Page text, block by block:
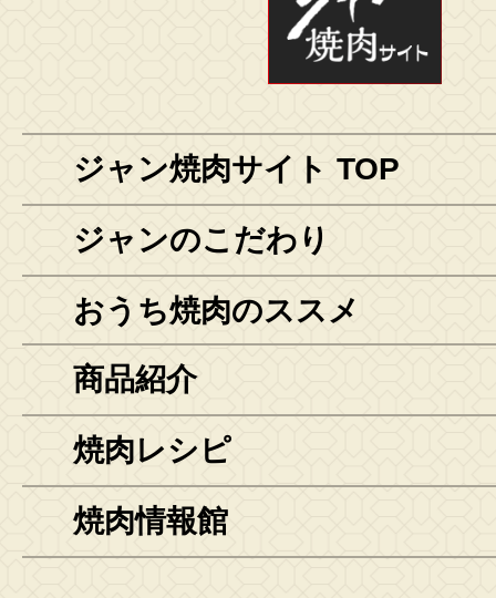
ジャン焼肉サイト TOP
ジャンのこだわり
おうち焼肉のススメ
商品紹介
焼肉レシピ
焼肉情報館